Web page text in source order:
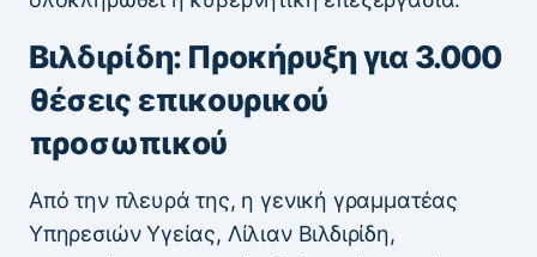
Βιλδιρίδη: Προκήρυξη για 3.000
θέσεις επικουρικού
προσωπικού
Από την πλευρά της, η γενική γραμματέας
Υπηρεσιών Υγείας, Λίλιαν Βιλδιρίδη,